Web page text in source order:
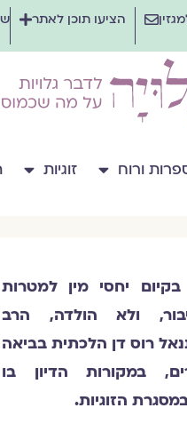
הציעו תוכן לאתר
ורוח זוגיות
בקיום יחסי מין למטרות
ולא הולדה, הרב
רוס דן הלכתית בביאה
במקורות הדיון בו
במסגרת הזוגיות.